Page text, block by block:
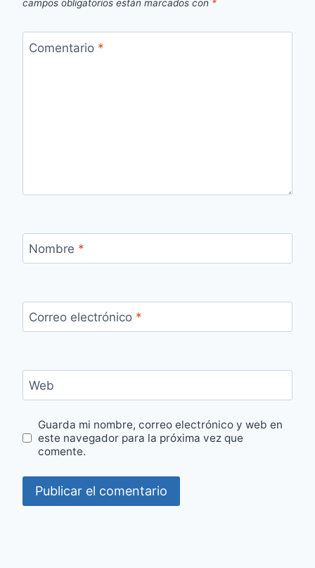
campos obligatorios están marcados con *
Comentario *
Nombre *
Correo electrónico *
Web
Guarda mi nombre, correo electrónico y web en
este navegador para la próxima vez que
comente.